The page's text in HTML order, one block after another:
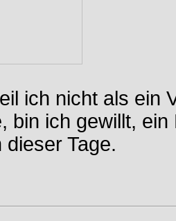
ich nicht als ein
bin ich gewillt,
Tage.